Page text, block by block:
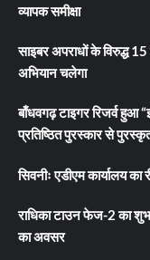
व्यापक समीक्षा
साइबर अपराधों के विरुद्ध
अभियान चलेगा
बाँधवगढ़ टाइगर रिजर्व हुआ
प्रतिष्ठित पुरस्कार से
सिवनीः एडीएम कार्यालय
राधिका टाउन फेज-2 का
का अवसर